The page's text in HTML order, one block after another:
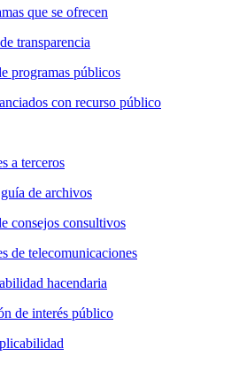
que se ofrecen
transparencia
programas públicos
con recurso público
a terceros
de archivos
consejos consultivos
de telecomunicaciones
hacendaria
de interés público